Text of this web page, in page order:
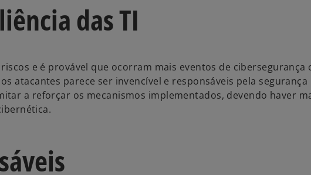
das TI
e é provável que ocorram mais eventos de cibersegurança
atacantes parece ser invencível e responsáveis pela segurança
a reforçar os mecanismos implementados, devendo haver